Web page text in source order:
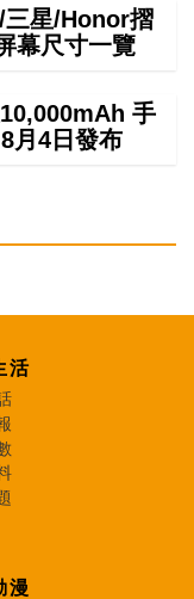
三星/Honor摺
幕尺寸一覽
手
月4日發布
活
漫